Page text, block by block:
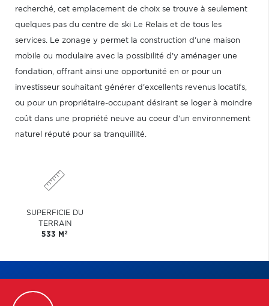
recherché, cet emplacement de choix se trouve à seulement
quelques pas du centre de ski Le Relais et de tous les
services. Le zonage y permet la construction d'une maison
mobile ou modulaire avec la possibilité d'y aménager une
fondation, offrant ainsi une opportunité en or pour un
investisseur souhaitant générer d'excellents revenus locatifs,
ou pour un propriétaire-occupant désirant se loger à moindre
coût dans une propriété neuve au coeur d'un environnement
naturel réputé pour sa tranquillité.
SUPERFICIE DU
TERRAIN
533 M 2